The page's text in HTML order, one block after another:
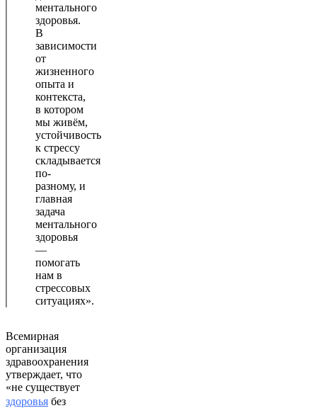
ментального
здоровья.
В
зависимости
от
жизненного
опыта и
контекста,
в котором
мы живём,
устойчивость
к стрессу
складывается
по-
разному, и
главная
задача
ментального
здоровья
—
помогать
нам в
стрессовых
ситуациях».
Всемирная
организация
здравоохранения
утверждает, что
«не существует
здоровья без